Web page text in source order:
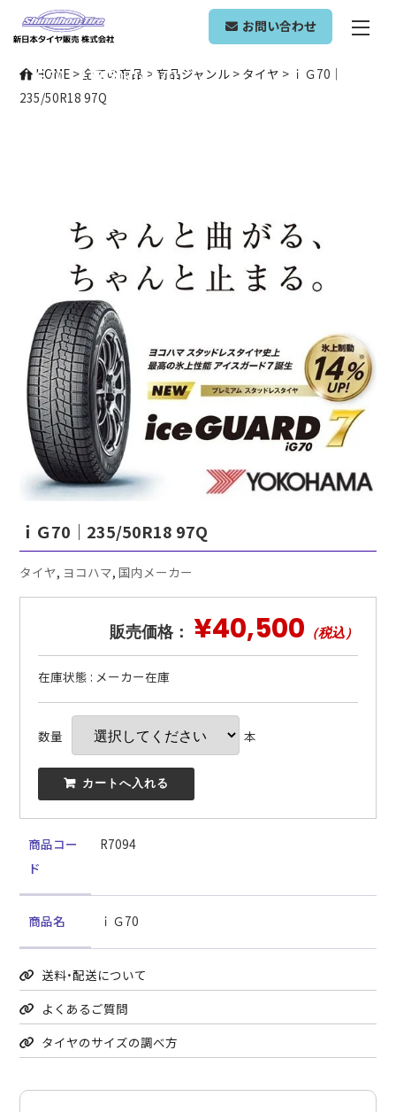
お問い合わせ
ONLINE SHOP
ｉＧ70｜235/50R18 97Q
HOME >全ての商品 >商品ジャンル > タイヤ > ｉＧ70｜
235/50R18 97Q
ｉＧ70｜235/50R18 97Q
タイヤ, ヨコハマ,国内メーカー
販売価格： ¥40,500 （税込）
在庫状態 : メーカー在庫
数量 本
 カートへ入れる
商品コー
ド
R7094
商品名 ｉＧ70
送料・配送について
よくあるご質問
タイヤのサイズの調べ方